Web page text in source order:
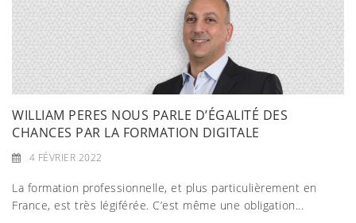
WILLIAM PERES NOUS PARLE D’ÉGALITÉ DES
CHANCES PAR LA FORMATION DIGITALE
4 FÉVRIER 2022
La formation professionnelle, et plus particulièrement en
France, est très légiférée. C’est même une obligation...